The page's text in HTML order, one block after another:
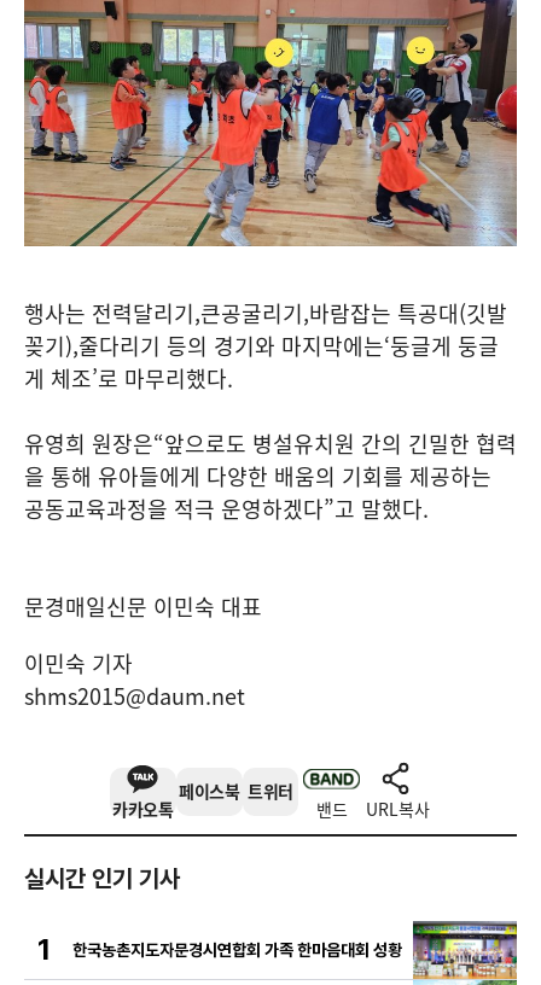
행사는 전력달리기,큰공굴리기,바람잡는 특공대(깃발
꽂기),줄다리기 등의 경기와 마지막에는‘둥글게 둥글
게 체조’로 마무리했다.
유영희 원장은“앞으로도 병설유치원 간의 긴밀한 협력
을 통해 유아들에게 다양한 배움의 기회를 제공하는
공동교육과정을 적극 운영하겠다”고 말했다.
문경매일신문 이민숙 대표
이민숙 기자
shms2015@daum.net
카카오톡
페이스북 트위터
밴드 URL복사
실시간 인기 기사
1 한국농촌지도자문경시연합회 가족 한마음대회 성황